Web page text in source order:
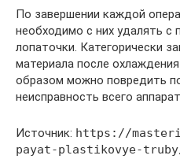
По завершении каждой
необходимо с них удалять
лопаточки. Категорически
материала после
образом можно повредить
неисправность всего
Источник: https://
payat-plastikovye-